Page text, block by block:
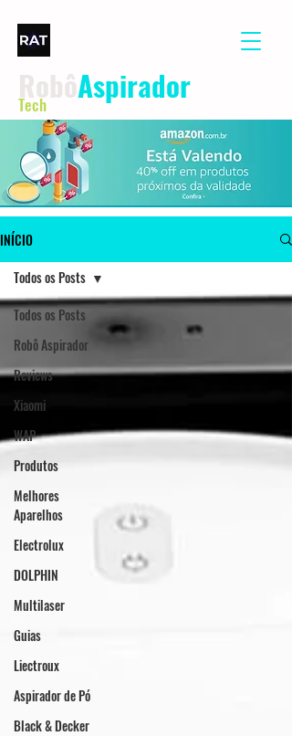
Aspirador
Tech
INÍCIO
Todos os Posts
Robô Aspirador
Reviews
Xiaomi
WAP
Produtos
Melhores
Aparelhos
Electrolux
DOLPHIN
Multilaser
Guias
Liectroux
Aspirador de Pó
Black & Decker
Todos os Posts